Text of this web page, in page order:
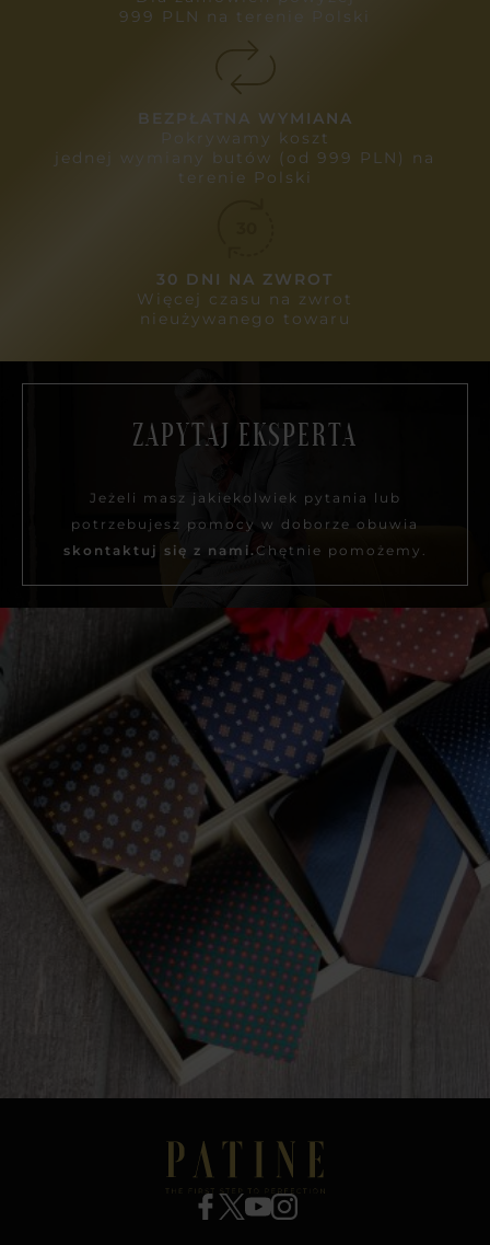
999 PLN na terenie Polski
BEZPŁATNA WYMIANA
Pokrywamy koszt
jednej wymiany butów (od 999 PLN) na
terenie Polski
30 DNI NA ZWROT
Więcej czasu na zwrot
nieużywanego towaru
ZAPYTAJ EKSPERTA
Jeżeli masz jakiekolwiek pytania lub
potrzebujesz pomocy w doborze obuwia
skontaktuj się z nami. Chętnie pomożemy.